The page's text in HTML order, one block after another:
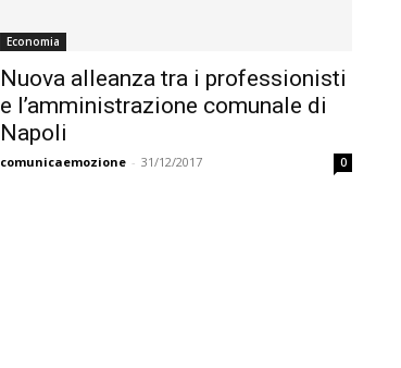
Economia
Nuova alleanza tra i professionisti
e l’amministrazione comunale di
Napoli
comunicaemozione - 31/12/2017 0